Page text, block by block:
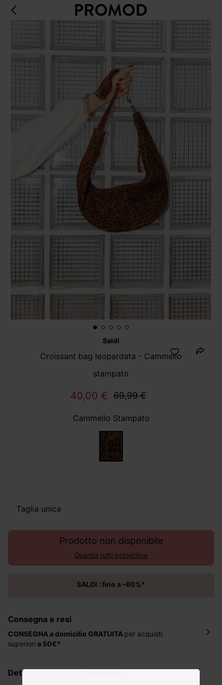
Saldi
Croissant bag leopardata - Cammello
stampato
40,00 € 69,99 €
Cammello Stampato
taglia unica
Prodotto non disponibile
Guarda tutti borsettine
SALDI : fino a –60%*
Consegna e resi
CONSEGNA a domicilio GRATUITA per acquisti
superiori a 50€*
ordinazione, al costo di 4 € per ordini inferiori a 50 €.
dettagli, cura e composizione